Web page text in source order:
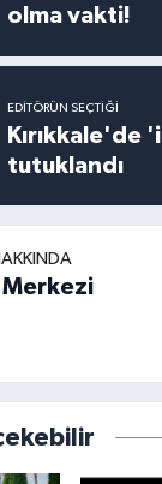
olma vakti!
EDITÖRÜN SEÇTIĞI
Kırıkkale'de
tutuklandı
Merkezi